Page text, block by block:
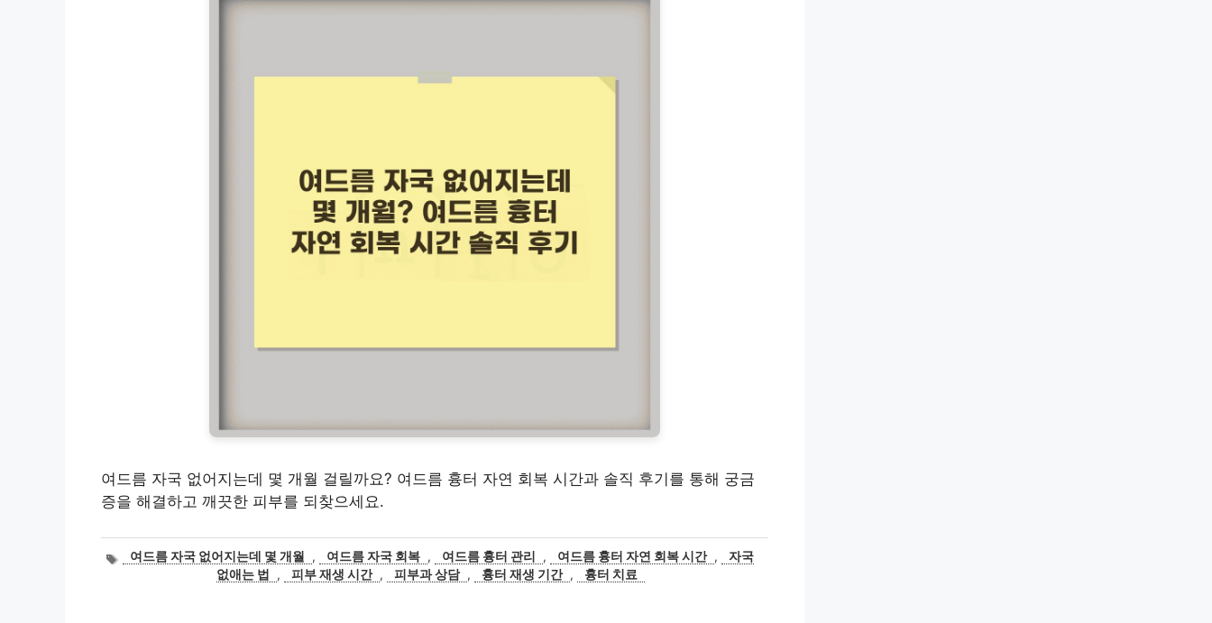
여드름 자국 없어지는데 몇 개월 걸릴까요? 여드름 흉터 자연 회복 시간과 솔직 후기를 통해 궁금
증을 해결하고 깨끗한 피부를 되찾으세요.
태여드름 자국 없어지는데 몇 개월 , 여드름 자국 회복 , 여드름 흉터 관리 , 여드름 흉터 자연 회복 시간 ,
자국
없애는 법
, 피부 재생 시간 , 피부과 상담 , 흉터 재생 기간 , 흉터 치료